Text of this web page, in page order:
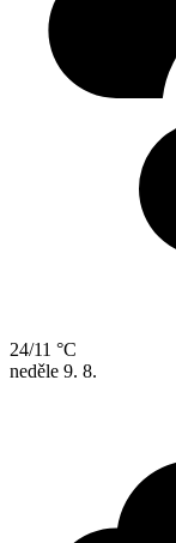
24/11 °C
neděle 9. 8.